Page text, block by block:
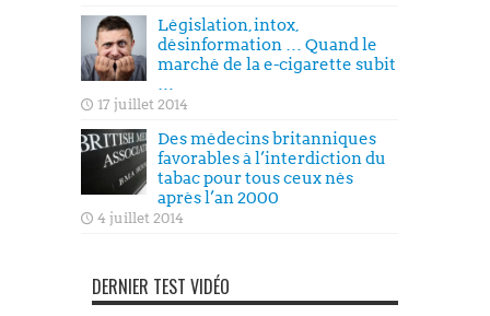
Législation, intox,
désinformation … Quand le
marché de la e-cigarette subit
17 juillet 2014
Des médecins britanniques
favorables à l’interdiction du
tabac pour tous ceux nés
après l’an 2000
4 juillet 2014
DERNIER TEST VIDÉO